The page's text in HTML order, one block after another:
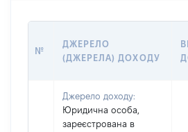
№
ДЖЕРЕЛО
(ДЖЕРЕЛА) ДОХОДУ
Джерело доходу:
Юридична особа,
зареєстрована в